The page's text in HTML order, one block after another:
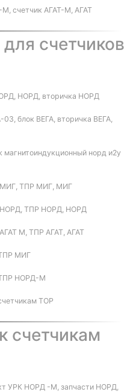
М, счетчик АГАТ-М, АГАТ
счетчиков
НОРД, вторичка НОРД
блок ВЕГА, вторичка ВЕГА,
норд и2у
МИГ, ТПР МИГ, МИГ
НОРД, ТПР НОРД, НОРД
М, ТПР АГАТ, АГАТ
МИГ
ТПР НОРД-М
ТОР
счетчикам
УРК НОРД -М, запчасти НОРД,